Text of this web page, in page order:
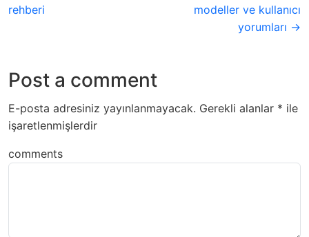
rehberi
modeller ve kullanıcı
yorumları →
Post a comment
E-posta adresiniz yayınlanmayacak. Gerekli alanlar * ile
işaretlenmişlerdir
comments